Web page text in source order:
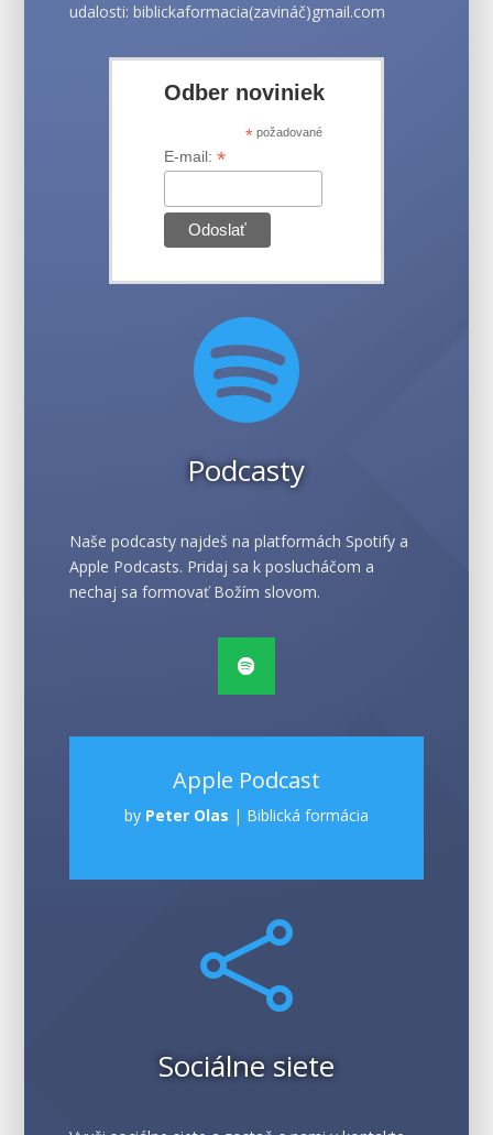
udalosti: biblickaformacia(zavináč)gmail.com
Odber noviniek
*požadované
E-mail: *

Podcasty
Naše podcasty najdeš na platformách Spotify a
Apple Podcasts. Pridaj sa k poslucháčom a
nechaj sa formovať Božím slovom.
Apple Podcast
by Peter Olas | Biblická formácia

Sociálne siete